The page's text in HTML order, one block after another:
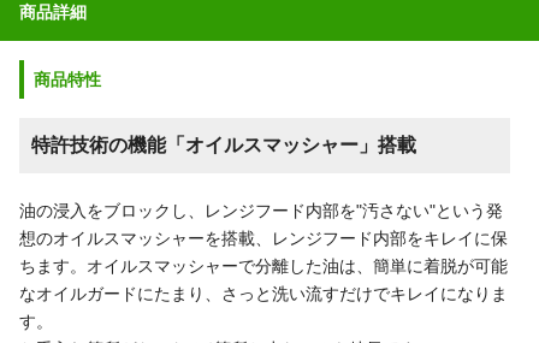
商品詳細
商品特性
特許技術の機能「オイルスマッシャー」搭載
油の浸入をブロックし、レンジフード内部を"汚さない"という発
想のオイルスマッシャーを搭載、レンジフード内部をキレイに保
ちます。オイルスマッシャーで分離した油は、簡単に着脱が可能
なオイルガードにたまり、さっと洗い流すだけでキレイになりま
す。